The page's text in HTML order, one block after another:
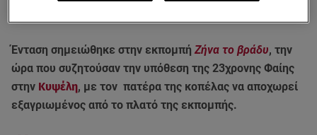
Ένταση σημειώθηκε στην εκπομπή Ζήνα το βράδυ, την
ώρα που συζητούσαν την υπόθεση της 23χρονης Φαίης
στην Κυψέλη, με τον πατέρα της κοπέλας να αποχωρεί
εξαγριωμένος από το πλατό της εκπομπής.